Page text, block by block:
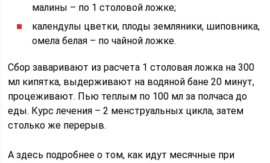
малины – по 1 столовой ложке;
календулы цветки, плоды земляники, шиповника,
омела белая – по чайной ложке.
Сбор заваривают из расчета 1 столовая ложка на 300
мл кипятка, выдерживают на водяной бане 20 минут,
процеживают. Пью теплым по 100 мл за полчаса до
еды. Курс лечения – 2 менструальных цикла, затем
столько же перерыв.
А здесь подробнее о том, как идут месячные при